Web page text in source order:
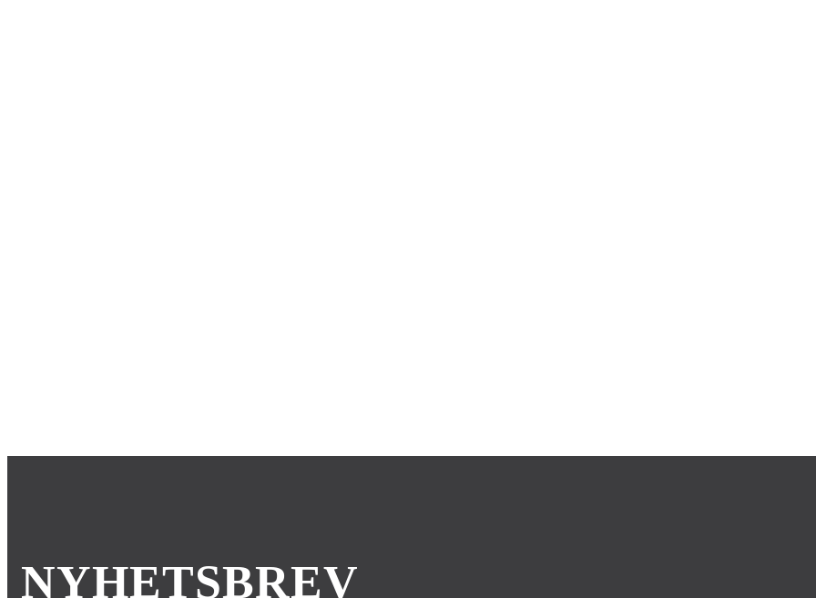
NYHETSBREV